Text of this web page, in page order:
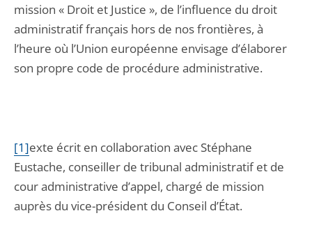
mission « Droit et Justice », de l’influence du droit
administratif français hors de nos frontières, à
l’heure où l’Union européenne envisage d’élaborer
son propre code de procédure administrative.
[1]exte écrit en collaboration avec Stéphane
Eustache, conseiller de tribunal administratif et de
cour administrative d’appel, chargé de mission
auprès du vice-président du Conseil d’État.